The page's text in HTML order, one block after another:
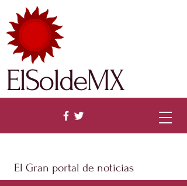
El Gran portal de noticias
ElSoldeMX